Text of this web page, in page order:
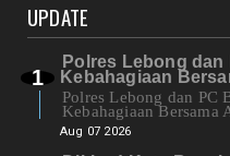
UPDATE
Polres Lebong
Kebahagiaan
Polres Lebong dan PC
Kebahagiaan Bersama
Aug 07 2026